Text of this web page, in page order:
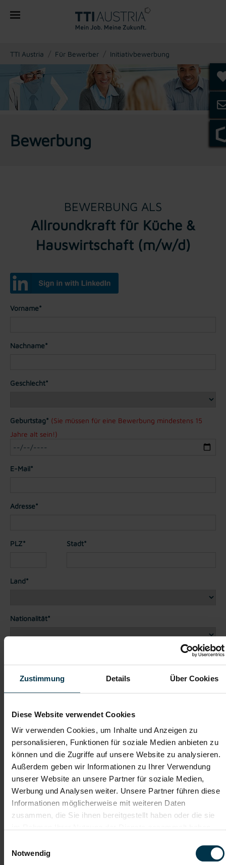
Zustimmung Details Über Cookies
Diese Website verwendet Cookies
Wir verwenden Cookies, um Inhalte und Anzeigen zu
personalisieren, Funktionen für soziale Medien anbieten zu
können und die Zugriffe auf unsere Website zu analysieren.
Außerdem geben wir Informationen zu Ihrer Verwendung
unserer Website an unsere Partner für soziale Medien,
Werbung und Analysen weiter. Unsere Partner führen diese
Informationen möglicherweise mit weiteren Daten
zusammen, die Sie ihnen bereitgestellt haben oder die sie
Notwendig
You are here:
TTI Austria Für Bewerber Initiativbewerbung
Bewerbung
BEWERBUNG ALS
Allroundkraft für Küche &
Hauswirtschaft (m/w/d)
Vorname*
Nachname*
Geschlecht*
Geburtstag* (Sie müssen für eine Bewerbung mindestens 15
Jahre alt sein!)
E-Mail*
Adresse*
PLZ* Stadt*
Land*
Nationalität*
Dateianhänge (max. 30MB gesamt - Bilder, Word oder PDF)
Bewerbungsschreiben
Empfehlungschreiben / Zeugnisse